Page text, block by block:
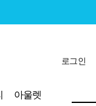
로그인
아울렛